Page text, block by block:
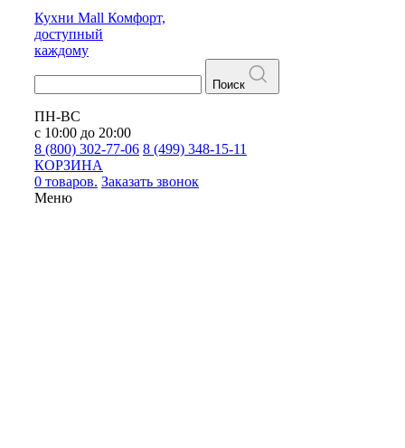
Кухни Mall Комфорт,
доступный
каждому
Поиск
ПН-ВС
с 10:00 до 20:00
8 (800) 302-77-06 8 (499) 348-15-11
КОРЗИНА
0 товаров. Заказать звонок
Меню